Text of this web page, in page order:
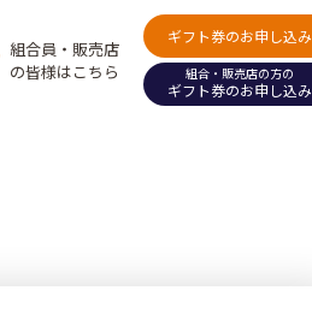
組合員・販売店
の皆様はこちら
ギフト券のお申し込み
組合・販売店の方の
ギフト券のお申し込み